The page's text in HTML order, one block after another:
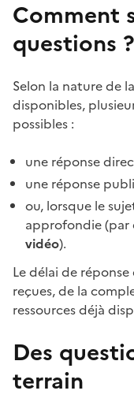
Comment
questions ?
Selon la nature de
disponibles,
possibles :
une réponse
une réponse
ou, lorsque le
approfondie (par
vidéo).
Le délai de
reçues, de la
ressources déjà
Des
terrain